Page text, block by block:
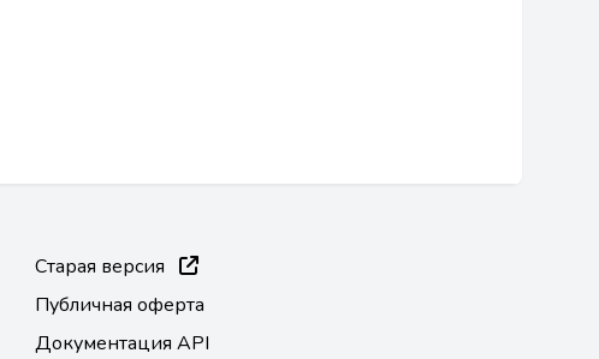
Старая версия
Публичная оферта
Документация API